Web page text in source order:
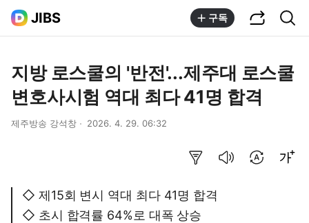
JIBS 구독
지방 로스쿨의 '반전'...제주대 로스쿨
변호사시험 역대 최다 41명 합격
제주방송 강석창 2026. 4. 29. 06:32
◇ 제15회 변시 역대 최다 41명 합격
◇ 초시 합격률 64%로 대폭 상승